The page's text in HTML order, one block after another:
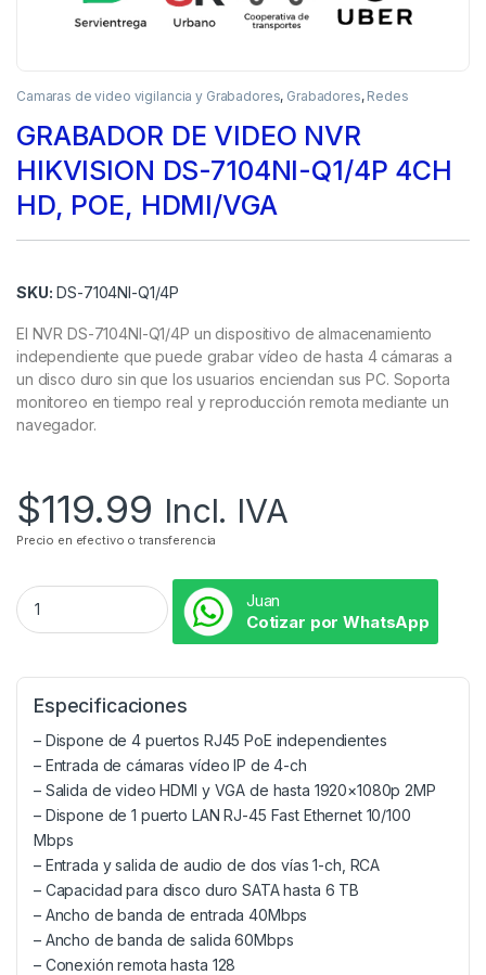
Camaras de video vigilancia y Grabadores, Grabadores, Redes
GRABADOR DE VIDEO NVR
HIKVISION DS-7104NI-Q1/4P 4CH
HD, POE, HDMI/VGA
SKU: DS-7104NI-Q1/4P
El NVR DS-7104NI-Q1/4P un dispositivo de almacenamiento
independiente que puede grabar vídeo de hasta 4 cámaras a
un disco duro sin que los usuarios enciendan sus PC. Soporta
monitoreo en tiempo real y reproducción remota mediante un
navegador.
$119.99 Incl. IVA
Precio en efectivo o transferencia
Juan
Cotizar por WhatsApp
Especificaciones
– Dispone de 4 puertos RJ45 PoE independientes
– Entrada de cámaras vídeo IP de 4-ch
– Salida de video HDMI y VGA de hasta 1920×1080p 2MP
– Dispone de 1 puerto LAN RJ-45 Fast Ethernet 10/100
Mbps
– Entrada y salida de audio de dos vías 1-ch, RCA
– Capacidad para disco duro SATA hasta 6 TB
– Ancho de banda de entrada 40Mbps
– Ancho de banda de salida 60Mbps
– Conexión remota hasta 128